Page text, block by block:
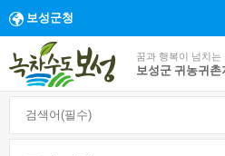
보성군청
꿈과 행복이 넘치는
보성군 귀농귀촌